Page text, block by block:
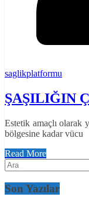
saglikplatformu
ŞAŞILIĞIN
Estetik amaçlı olarak
bölgesine kadar vücu
Read More
Son Yazılar